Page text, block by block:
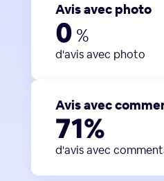
Avis avec photo
0 %
d'avis avec photo
Avis avec
71%
d'avis avec